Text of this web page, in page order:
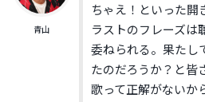
青山
ちゃえ！といった開
ラストのフレーズは
委ねられる。果たし
たのだろうか？と皆
歌って正解がないか